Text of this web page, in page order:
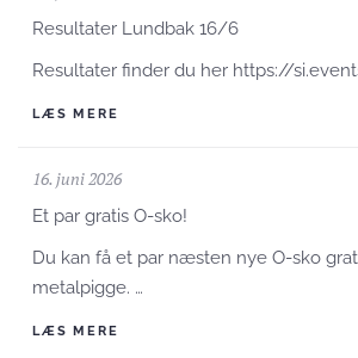
Resultater Lundbak 16/6
Resultater finder du her https://
LÆS MERE
16. juni 2026
Et par gratis O-sko!
Du kan få et par næsten nye O-sko
metalpigge. …
LÆS MERE